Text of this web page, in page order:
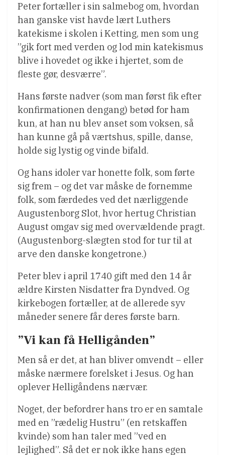
Peter fortæller i sin salmebog om, hvordan
han ganske vist havde lært Luthers
katekisme i skolen i Ketting, men som ung
”gik fort med verden og lod min katekismus
blive i hovedet og ikke i hjertet, som de
fleste gør, desværre”.
Hans første nadver (som man først fik efter
konfirmationen dengang) betød for ham
kun, at han nu blev anset som voksen, så
han kunne gå på værtshus, spille, danse,
holde sig lystig og vinde bifald.
Og hans idoler var honette folk, som førte
sig frem – og det var måske de fornemme
folk, som færdedes ved det nærliggende
Augustenborg Slot, hvor hertug Christian
August omgav sig med overvældende pragt.
(Augustenborg-slægten stod for tur til at
arve den danske kongetrone.)
Peter blev i april 1740 gift med den 14 år
ældre Kirsten Nisdatter fra Dyndved. Og
kirkebogen fortæller, at de allerede syv
måneder senere får deres første barn.
”Vi kan få Helligånden”
Men så er det, at han bliver omvendt – eller
måske nærmere forelsket i Jesus. Og han
oplever Helligåndens nærvær.
Noget, der befordrer hans tro er en samtale
med en ”rædelig Hustru” (en retskaffen
kvinde) som han taler med ”ved en
lejlighed”. Så det er nok ikke hans egen